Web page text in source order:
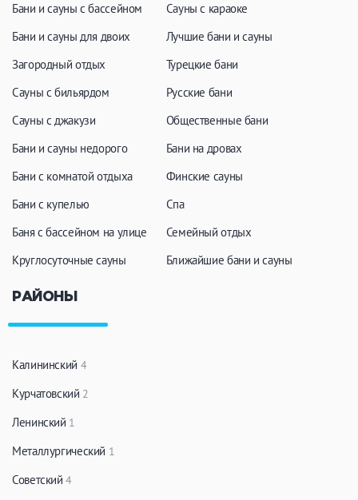
Бани и сауны с бассейном
Бани и сауны для двоих
Загородный отдых
Сауны с бильярдом
Сауны с джакузи
Бани и сауны недорого
Бани с комнатой отдыха
Бани с купелью
Баня с бассейном на улице
Круглосуточные сауны
Сауны с караоке
Лучшие бани и сауны
Турецкие бани
Русские бани
Общественные бани
Бани на дровах
Финские сауны
Спа
Семейный отдых
Ближайшие бани и сауны
РАЙОНЫ
Калининский 4
Курчатовский 2
Ленинский 1
Металлургический 1
Советский4